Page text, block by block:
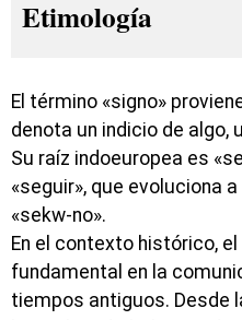
Etimología
El término «signo»
denota un indicio de algo,
Su raíz indoeuropea es
«seguir», que evoluciona
«sekw-no».
En el contexto histórico,
fundamental en la
tiempos antiguos. Desde